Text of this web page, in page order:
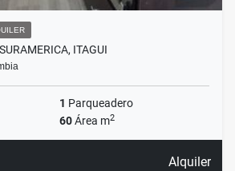
ITAGUI
1 Parqueadero
60Área m2
Alquiler